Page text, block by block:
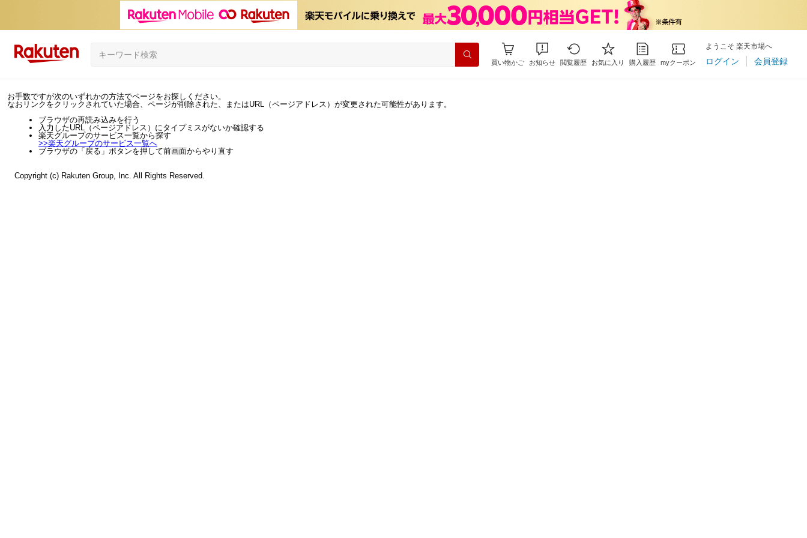
買い物かご お知らせ 閲覧履歴 お気に入り 購入履歴 myクーポン
ようこそ 楽天市場へ
ログイン 会員登録
お手数ですが次のいずれかの方法でページをお探しください。
なおリンクをクリックされていた場合、ページが削除された、またはURL（ページアドレス）が変更された可能性があります。
ブラウザの再読み込みを行う
入力したURL（ページアドレス）にタイプミスがないか確認する
楽天グループのサービス一覧から探す
>>楽天グループのサービス一覧へ
ブラウザの「戻る」ボタンを押して前画面からやり直す
Copyright (c) Rakuten Group, Inc. All Rights Reserved.